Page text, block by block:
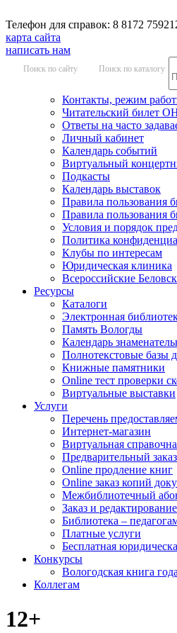
Телефон для справок: 8 8172
карта сайта
написать нам
Поиск по сайту Поиск по каталогу
Контакты, режим
Читательский билет
Ответы на часто
Личный кабинет
Календарь событий
Виртуальный
Подкасты
Календарь выставок
Правила пользования
Правила пользования
Условия и порядок
Политика
Клубы по интересам
Юридическая клиника
Всероссийские
Ресурсы
Каталоги
Электронная
Память Вологды
Календарь
Полнотекстовые базы
Книжные памятники
Online тест проверки
Виртуальные выставки
Услуги
Перечень
Интернет-магазин
Виртуальная
Предварительный
Online продление книг
Online заказ копий
Межбиблиотечный
Заказ и
Библиотека –
Платные услуги
Бесплатная
Конкурсы
Вологодская книга года
Коллегам
12+